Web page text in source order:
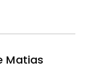
Matias